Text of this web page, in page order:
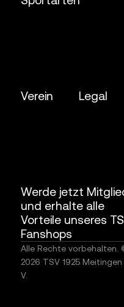
Verein Legal
Werde jetzt
und erhalte alle
Vorteile unseres
Fanshops
Alle Rechte vorbehalten.
2026 TSV 1925 Meitingen
V.